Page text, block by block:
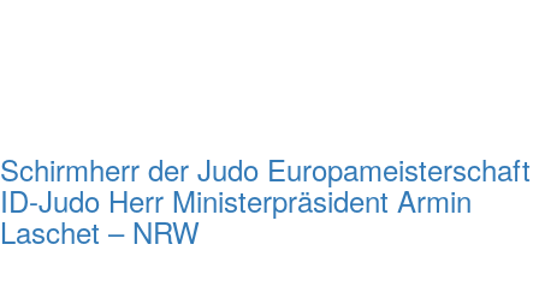
Schirmherr der Judo Europameisterschaft
ID-Judo Herr Ministerpräsident Armin
Laschet – NRW